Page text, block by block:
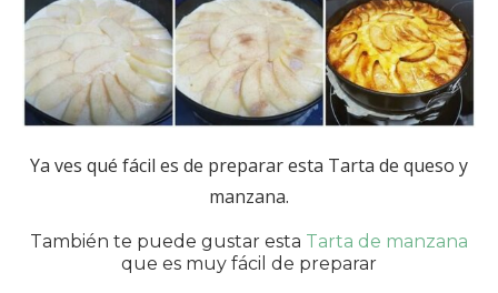
Ya ves qué fácil es de preparar esta Tarta de queso y
manzana.
También te puede gustar esta Tarta de manzana
que es muy fácil de preparar